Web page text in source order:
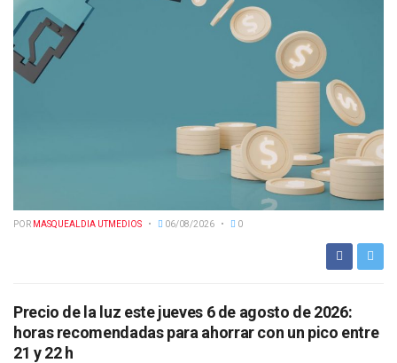
POR MASQUEALDIA UTMEDIOS 06/08/2026 0
Precio de la luz este jueves 6 de agosto de 2026:
horas recomendadas para ahorrar con un pico entre
21 y 22 h